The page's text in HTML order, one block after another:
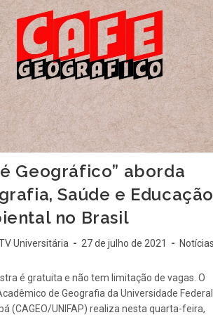
Geográfico” aborda
Saúde e Educação
no Brasil
Universitária 27 de julho de 2021
é gratuita e não tem limitação de vagas. O
de Geografia da Universidade Federal
(CAGEO/UNIFAP) realiza nesta quarta-feira,